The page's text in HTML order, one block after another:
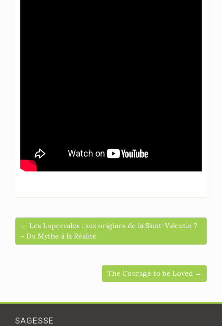
← Les Lupercales : aux origines de la Saint-Valentin ?
– Du Mythe à la Réalité
The Courage to be Loved →
SAGESSE